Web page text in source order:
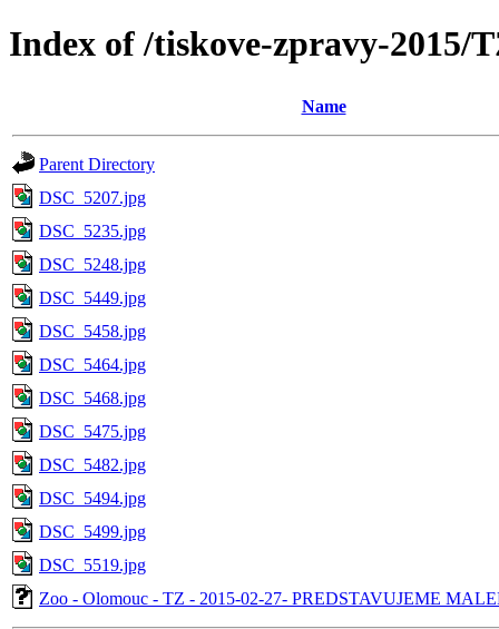
Index of /tiskove-zpravy-2015/
Name
Parent Directory
DSC_5207.jpg
DSC_5235.jpg
DSC_5248.jpg
DSC_5449.jpg
DSC_5458.jpg
DSC_5464.jpg
DSC_5468.jpg
DSC_5475.jpg
DSC_5482.jpg
DSC_5494.jpg
DSC_5499.jpg
DSC_5519.jpg
Zoo - Olomouc - TZ - 2015-02-27- PREDSTAVUJEME